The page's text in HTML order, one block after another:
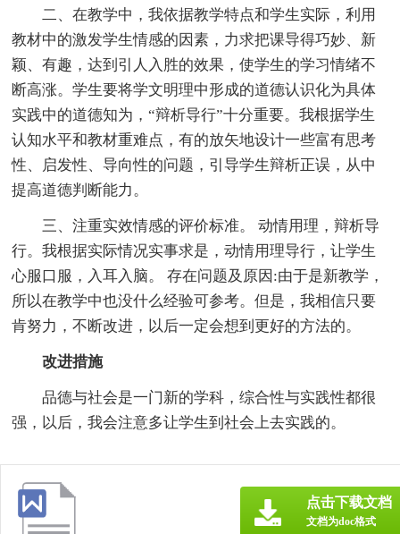
二、在教学中，我依据教学特点和学生实际，利用
教材中的激发学生情感的因素，力求把课导得巧妙、新
颖、有趣，达到引人入胜的效果，使学生的学习情绪不
断高涨。学生要将学文明理中形成的道德认识化为具体
实践中的道德知为，“辩析导行”十分重要。我根据学生
认知水平和教材重难点，有的放矢地设计一些富有思考
性、启发性、导向性的问题，引导学生辩析正误，从中
提高道德判断能力。
三、注重实效情感的评价标准。 动情用理，辩析导
行。我根据实际情况实事求是，动情用理导行，让学生
心服口服，入耳入脑。 存在问题及原因:由于是新教学，
所以在教学中也没什么经验可参考。但是，我相信只要
肯努力，不断改进，以后一定会想到更好的方法的。
改进措施
品德与社会是一门新的学科，综合性与实践性都很
强，以后，我会注意多让学生到社会上去实践的。
点击下载文档
文档为doc格式